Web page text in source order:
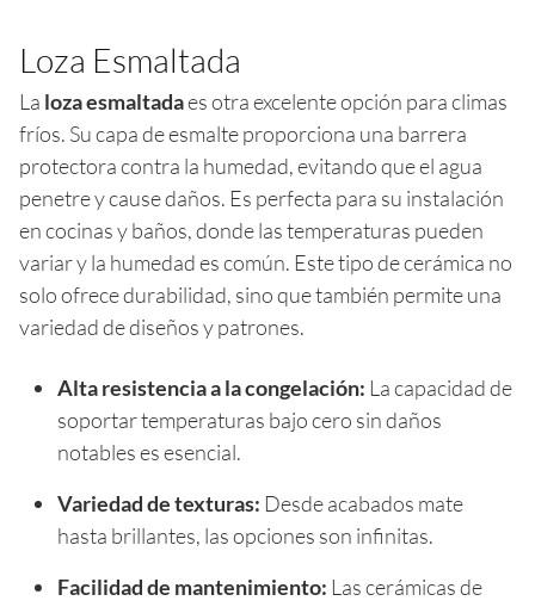
Loza Esmaltada
La loza esmaltadaes otra excelente opción para climas
fríos. Su capa de esmalte proporciona una barrera
protectora contra la humedad, evitando que el agua
penetre y cause daños. Es perfecta para su instalación
en cocinas y baños, donde las temperaturas pueden
variar y la humedad es común. Este tipo de cerámica no
solo ofrece durabilidad, sino que también permite una
variedad de diseños y patrones.
Alta resistencia a la congelación: La capacidad de
soportar temperaturas bajo cero sin daños
notables es esencial.
Variedad de texturas: Desde acabados mate
hasta brillantes, las opciones son infinitas.
Facilidad de mantenimiento: Las cerámicas de